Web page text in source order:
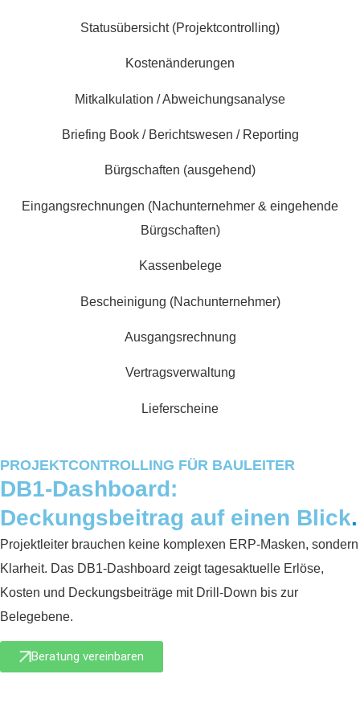
Statusübersicht (Projektcontrolling)
Kostenänderungen
Mitkalkulation / Abweichungsanalyse
Briefing Book / Berichtswesen / Reporting
Bürgschaften (ausgehend)
Eingangsrechnungen (Nachunternehmer & eingehende
Bürgschaften)
Kassenbelege
Bescheinigung (Nachunternehmer)
Ausgangsrechnung
Vertragsverwaltung
Lieferscheine
PROJEKTCONTROLLING FÜR BAULEITER
DB1-Dashboard:
Deckungsbeitrag auf einen Blick.
Projektleiter brauchen keine komplexen ERP-Masken, sondern
Klarheit. Das DB1-Dashboard zeigt tagesaktuelle Erlöse,
Kosten und Deckungsbeiträge mit Drill-Down bis zur
Belegebene.
Beratung vereinbaren